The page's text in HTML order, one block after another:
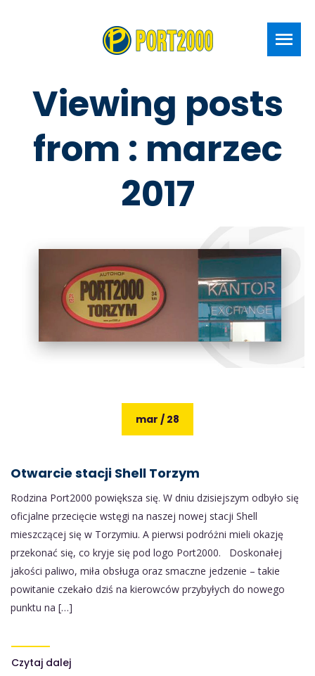
Viewing posts
from : marzec
2017
mar / 28
Otwarcie stacji Shell Torzym
Rodzina Port2000 powiększa się. W dniu dzisiejszym odbyło się
oficjalne przecięcie wstęgi na naszej nowej stacji Shell
mieszczącej się w Torzymiu. A pierwsi podróżni mieli okazję
przekonać się, co kryje się pod logo Port2000. Doskonałej
jakości paliwo, miła obsługa oraz smaczne jedzenie – takie
powitanie czekało dziś na kierowców przybyłych do nowego
punktu na […]
Czytaj dalej